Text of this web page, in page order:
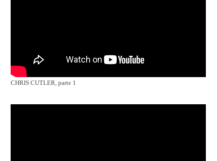
CHRIS CUTLER, parte 1